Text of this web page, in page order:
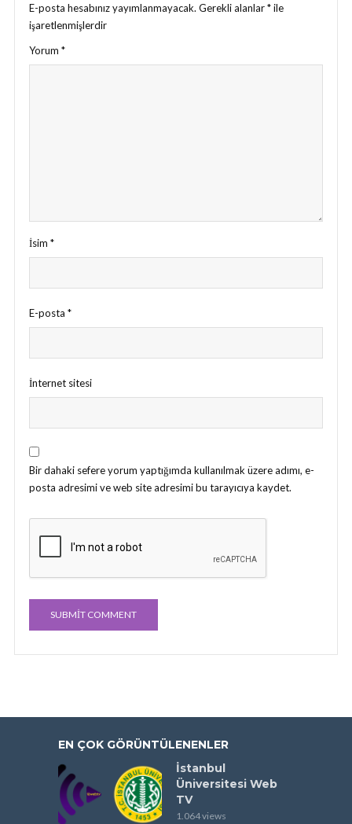
E-posta hesabınız yayımlanmayacak. Gerekli alanlar*ile
işaretlenmişlerdir
Yorum *
İsim *
E-posta *
İnternet sitesi
Bir dahaki sefere yorum yaptığımda kullanılmak üzere adımı, e-
posta adresimi ve web site adresimi bu tarayıcıya kaydet.
EN ÇOK GÖRÜNTÜLENENLER
İstanbul
Üniversitesi Web
TV
1.064 views